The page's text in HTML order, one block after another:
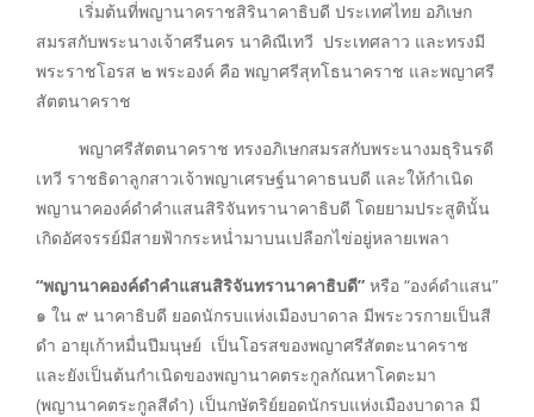
เริ่มต้นที่พญานาคราชสิรินาคาธิบดี ประเทศไทย อภิเษก
สมรสกับพระนางเจ้าศรีนคร นาคิณีเทวี ประเทศลาว และทรงมี
พระราชโอรส ๒ พระองค์ คือ พญาศรีสุทโธนาคราช และพญาศรี
สัตตนาคราช
พญาศรีสัตตนาคราช ทรงอภิเษกสมรสกับพระนางมธุรินรดี
เทวี ราชธิดาลูกสาวเจ้าพญาเศรษฐ์นาคาธนบดี และให้กำเนิด
พญานาคองค์ดำคำแสนสิริจันทรานาคาธิบดี โดยยามประสูตินั้น
เกิดอัศจรรย์มีสายฟ้ากระหน่ำมาบนเปลือกไข่อยู่หลายเพลา
“พญานาคองค์ดำคำแสนสิริจันทรานาคาธิบดี” หรือ “องค์ดำแสน”
๑ ใน ๙ นาคาธิบดี ยอดนักรบแห่งเมืองบาดาล มีพระวรกายเป็นสี
ดำ อายุเก้าหมื่นปีมนุษย์ เป็นโอรสของพญาศรีสัตตะนาคราช
และยังเป็นต้นกำเนิดของพญานาคตระกูลกัณหาโคตะมา
(พญานาคตระกูลสีดำ) เป็นกษัตริย์ยอดนักรบแห่งเมืองบาดาล มี